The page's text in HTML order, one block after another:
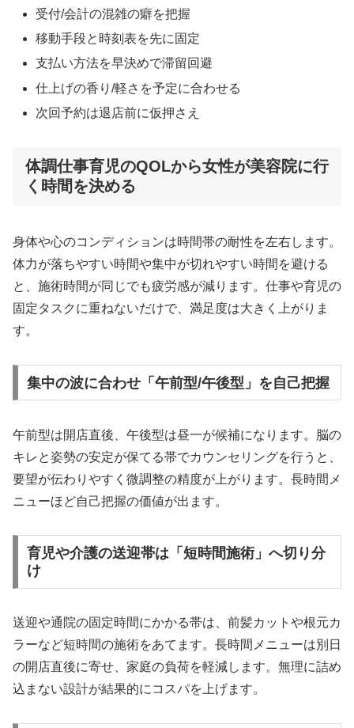
受付/会計の混雑の癖を把握
移動手段と時刻表を先に固定
支払い方法を早決めで滞留回避
仕上げの香り/軽さを予定に合わせる
次回予約は退店前に仮押さえ
体調仕事育児のQOLから女性が美容院に行
く時間を決める
身体や心のコンディションは時間帯の耐性を左右します。
体力が落ちやすい時間や集中が切れやすい時間を避ける
と、施術時間が同じでも疲労感が減ります。仕事や育児の
固定タスクに重ねないだけで、満足度は大きく上がりま
す。
集中の波に合わせ「午前型/午後型」を自己把握
午前型は開店直後、午後型は昼一が候補になります。脳の
キレと姿勢の安定が保てる帯でカウンセリングを行うと、
要望が伝わりやすく微調整の精度が上がります。長時間メ
ニューほど自己把握の価値が出ます。
育児や介護の送迎帯は「短時間施術」へ切り分
け
送迎や通院の固定時間にかかる帯は、前髪カットや根元カ
ラーなど短時間の施術をあてます。長時間メニューは別日
の開店直後に寄せ、家庭の負荷を軽減します。無理に詰め
込まない設計が結果的にコスパを上げます。